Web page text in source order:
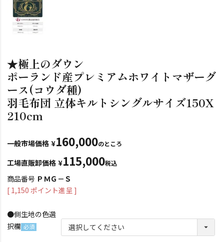
★極上のダウン
ポーランド産プレミアムホワイトマザーグ
ース(コウダ種)
羽毛布団 立体キルトシングルサイズ150X
210cm
一般市場価格 ¥160,000のところ
工場直販卸価格 ¥115,000税込
商品番号 ＰＭＧ－Ｓ
[ 1,150 ポイント進呈 ]
●側生地の色選
択欄